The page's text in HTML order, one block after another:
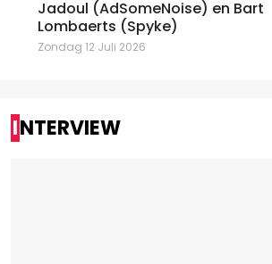
Jadoul (AdSomeNoise) en Bart
Lombaerts (Spyke)
Zondag 12 Juli 2026
INTERVIEW